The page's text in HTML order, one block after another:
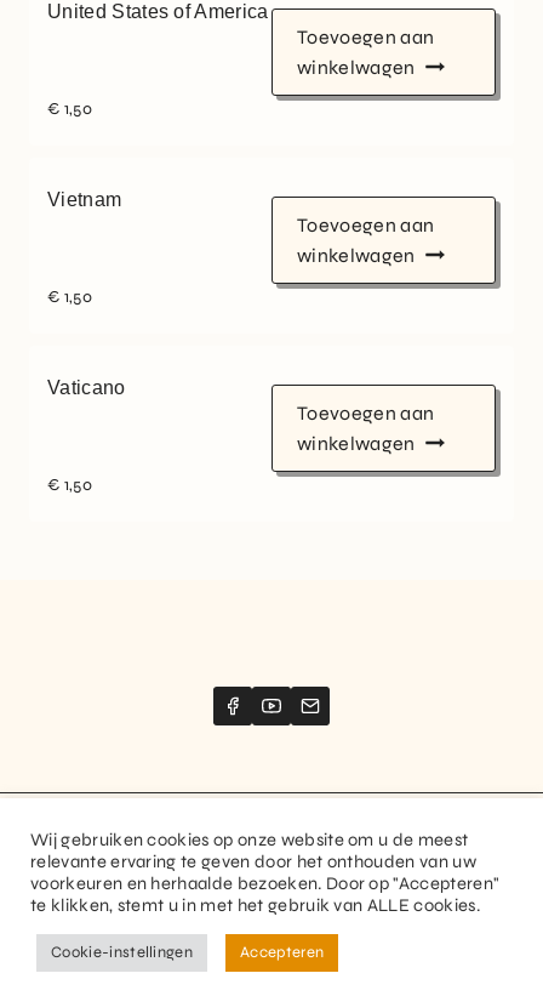
United States of America
€ 1,50
Toevoegen aan
winkelwagen
Vietnam
€ 1,50
Toevoegen aan
winkelwagen
Vaticano
€ 1,50
Toevoegen aan
winkelwagen
Website created byStimize
© 2026 Guitaranthem. All rights reserved.
Privacy Policy Terms and Conditions
Wij gebruiken cookies op onze website om u de meest
relevante ervaring te geven door het onthouden van uw
voorkeuren en herhaalde bezoeken. Door op "Accepteren"
te klikken, stemt u in met het gebruik van ALLE cookies.
Cookie-instellingen Accepteren